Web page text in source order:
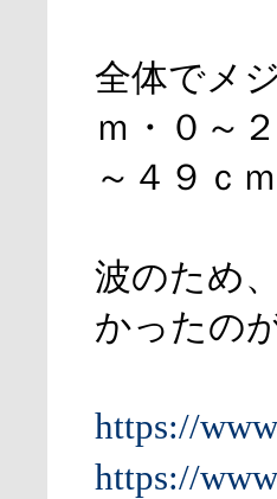
全体でメ
ｍ・０～
～４９ｃ
波のため
かったの
https://
https://